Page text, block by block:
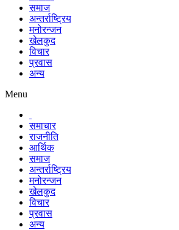
समाज
अन्तर्राष्ट्रिय
मनोरन्जन
खेलकुद
विचार
प्रवास
अन्य
Menu
समाचार
राजनीति
आर्थिक
समाज
अन्तर्राष्ट्रिय
मनोरन्जन
खेलकुद
विचार
प्रवास
अन्य